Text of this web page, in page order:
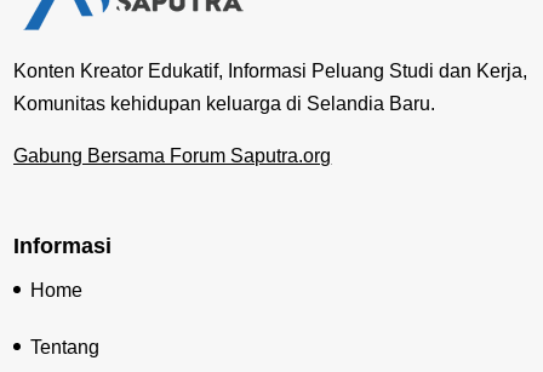
Konten Kreator Edukatif, Informasi Peluang Studi dan Kerja,
Komunitas kehidupan keluarga di Selandia Baru.
Gabung Bersama Forum Saputra.org
Informasi
Home
Tentang